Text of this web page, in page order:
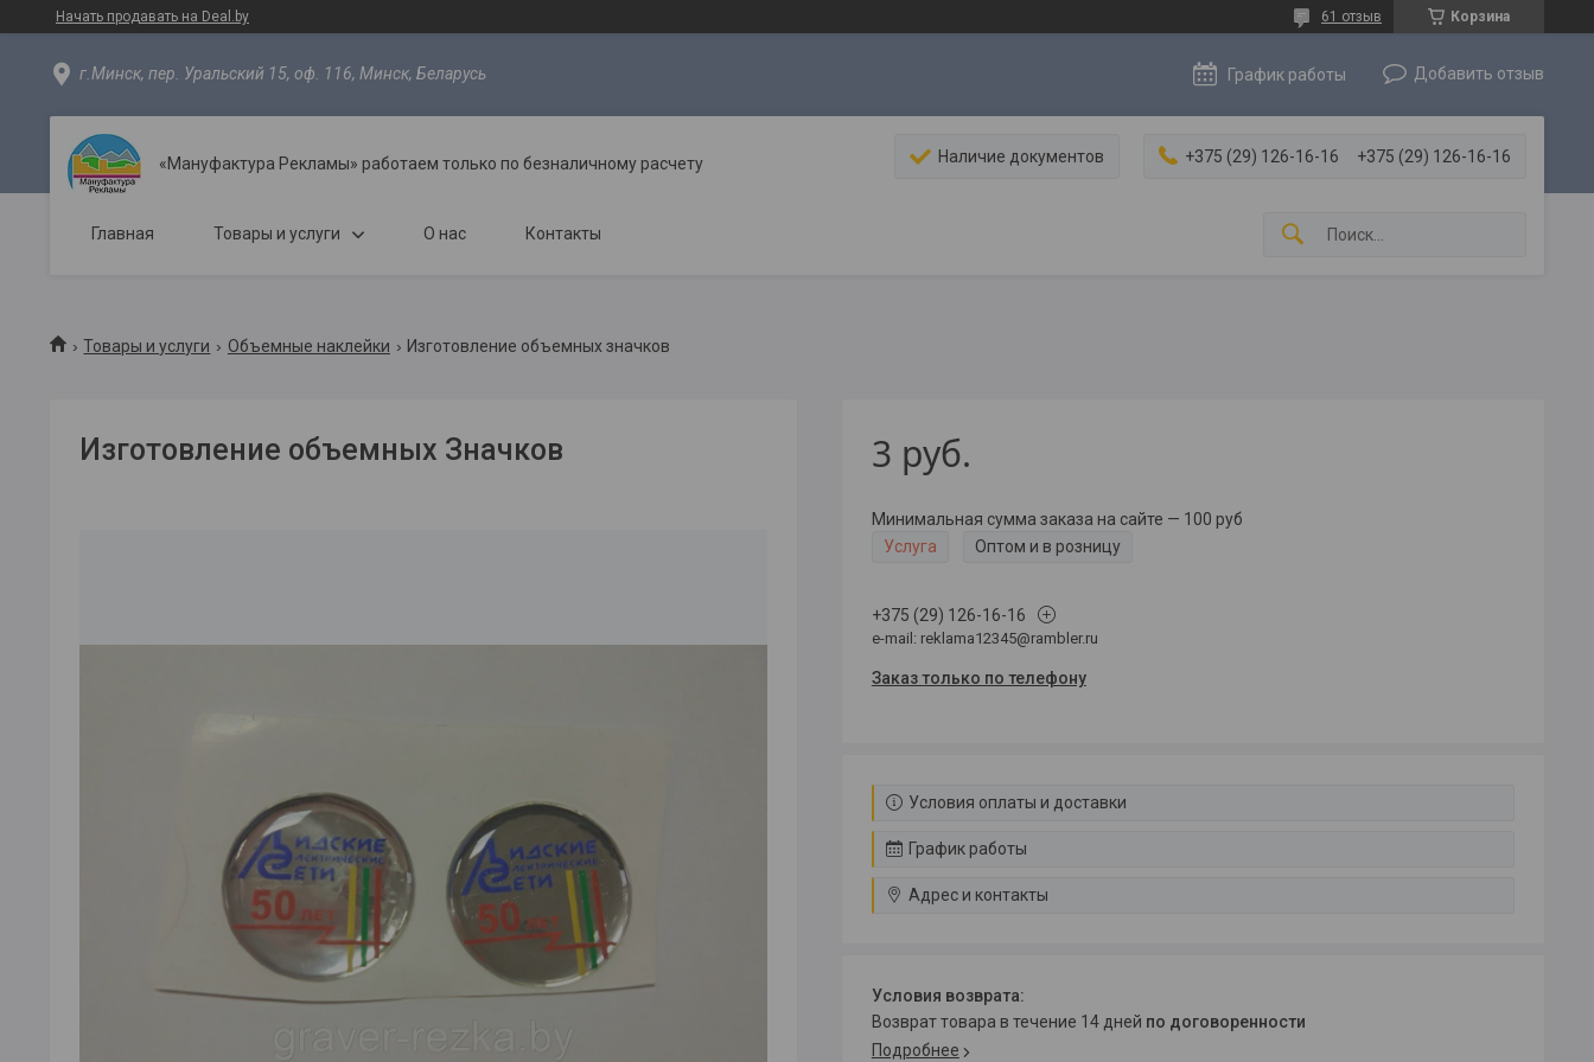
Начать продавать на Deal.by Корзина
61 отзыв
г.Минск, пер. Уральский 15, оф. 116, Минск, Беларусь График работы Добавить отзыв
«Мануфактура Рекламы» работаем только по безналичному расчету Наличие документов +375 (29) 126-16-16 +375 (29) 126-16-16
Главная Товары и услуги О нас Контакты
Товары и услуги Объемные наклейки Изготовление объемных значков
Изготовление объемных Значков 3 руб.
Минимальная сумма заказа на сайте — 100 руб
Услуга
Оптом и в розницу
+375 (29) 126-16-16
e-mail: reklama12345@rambler.ru
Заказ только по телефону
Условия оплаты и доставки
График работы
Адрес и контакты
возврат товара в течение 14 дней по договоренности
Подробнее